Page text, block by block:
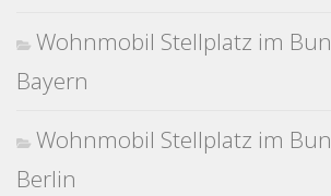
Wohnmobil Stellplatz im
Bayern
Wohnmobil Stellplatz im
Berlin